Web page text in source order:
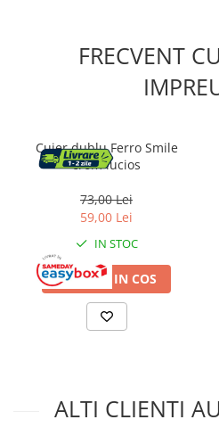
Living & hol
Comode
Rafturi si biblioteci
Tabureti si fotolii
Mobila hol
FRECVENT
Cuier dublu Ferro Smile
crom lucios
73,00 Lei
59,00 Lei
IN STOC
ADAUGA IN COS
ALTI CLIENTI